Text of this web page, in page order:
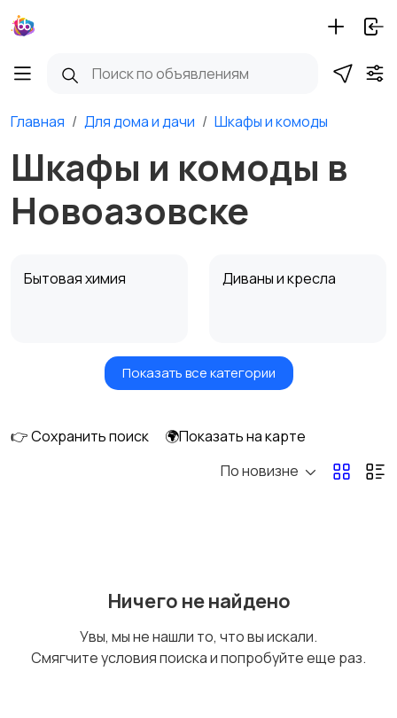
Главная Для дома и дачи Шкафы и комоды
Шкафы и комоды в
Новоазовске
Бытовая химия Диваны и кресла
Кровати и матрасы Кухонные гарнитуры
Оформление
сигнализации
Показать все категории
👉 Сохранить поиск
🌍Показать на карте
По новизне
Ничего не найдено
Увы, мы не нашли то, что вы искали.
Смягчите условия поиска и попробуйте еще раз.